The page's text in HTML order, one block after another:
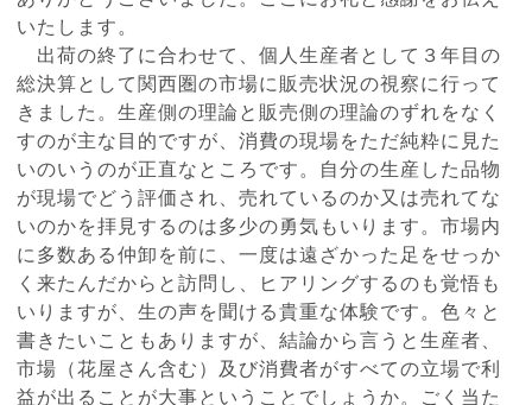
いたします。
出荷の終了に合わせて、個人生産者として３年目の
総決算として関西圏の市場に販売状況の視察に行って
きました。生産側の理論と販売側の理論のずれをなく
すのが主な目的ですが、消費の現場をただ純粋に見た
いのいうのが正直なところです。自分の生産した品物
が現場でどう評価され、売れているのか又は売れてな
いのかを拝見するのは多少の勇気もいります。市場内
に多数ある仲卸を前に、一度は遠ざかった足をせっか
く来たんだからと訪問し、ヒアリングするのも覚悟も
いりますが、生の声を聞ける貴重な体験です。色々と
書きたいこともありますが、結論から言うと生産者、
市場（花屋さん含む）及び消費者がすべての立場で利
益が出ることが大事ということでしょうか。ごく当た